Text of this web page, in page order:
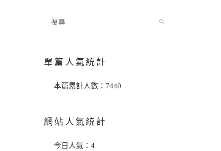
單篇人氣統計
本篇累計人數： 7440
網站人氣統計
今日人氣： 4